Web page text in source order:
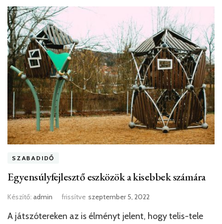
SZABADIDŐ
Egyensúlyfejlesztő eszközök a kisebbek számára
Készítő: admin frissítve szeptember 5, 2022
A játszótereken az is élményt jelent, hogy telis-tele